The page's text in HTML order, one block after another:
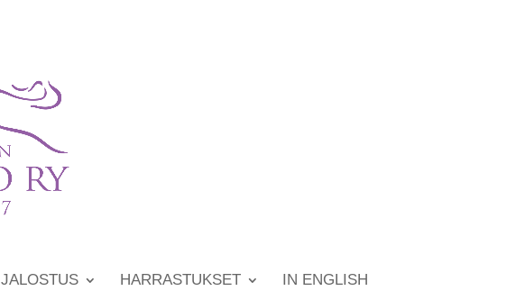
JALOSTUS HARRASTUKSET IN ENGLISH